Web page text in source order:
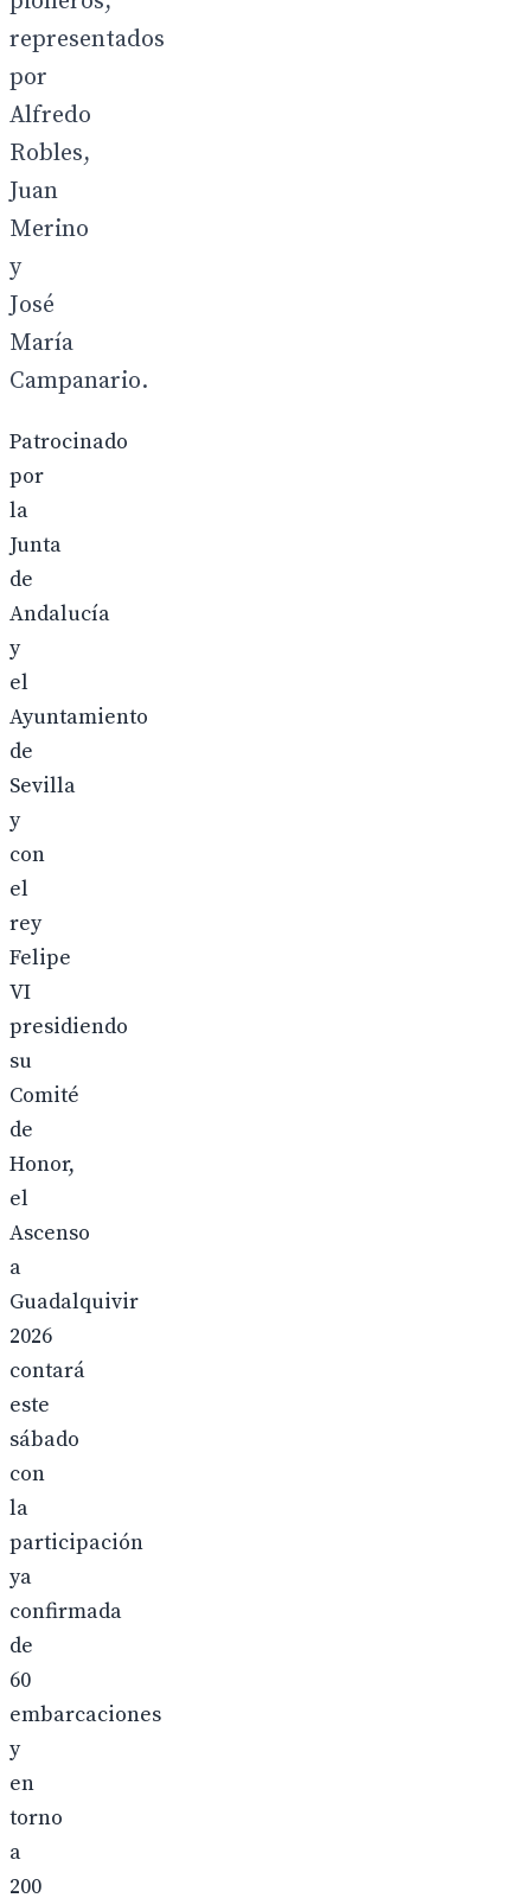
representados
por
Alfredo
Robles,
Juan
Merino
y
José
María
Campanario.
Patrocinado
por
la
Junta
de
Andalucía
y
el
Ayuntamiento
de
Sevilla
y
con
el
rey
Felipe
VI
presidiendo
su
Comité
de
Honor,
el
Ascenso
a
Guadalquivir
2026
contará
este
sábado
con
la
participación
ya
confirmada
de
60
embarcaciones
y
en
torno
a
200